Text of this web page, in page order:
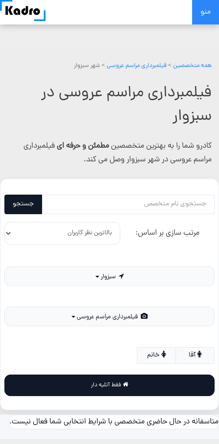
Skip
منو
همه متخصصین >فیلمبرداری مراسم عروسی > شهر سبزوار
فیلمبرداری مراسم عروسی در
سبزوار
کادرو شما را به بهترین متخصصینمطمئن و حرفه ایفیلمبرداری
مراسم عروسی در شهر سبزوار وصل می کند.
جستجو
مرتب سازی بر اساس:
خانم
متاسفانه در حال حاضری متخصصی با شرایط انتخابی شما فعال نیست.